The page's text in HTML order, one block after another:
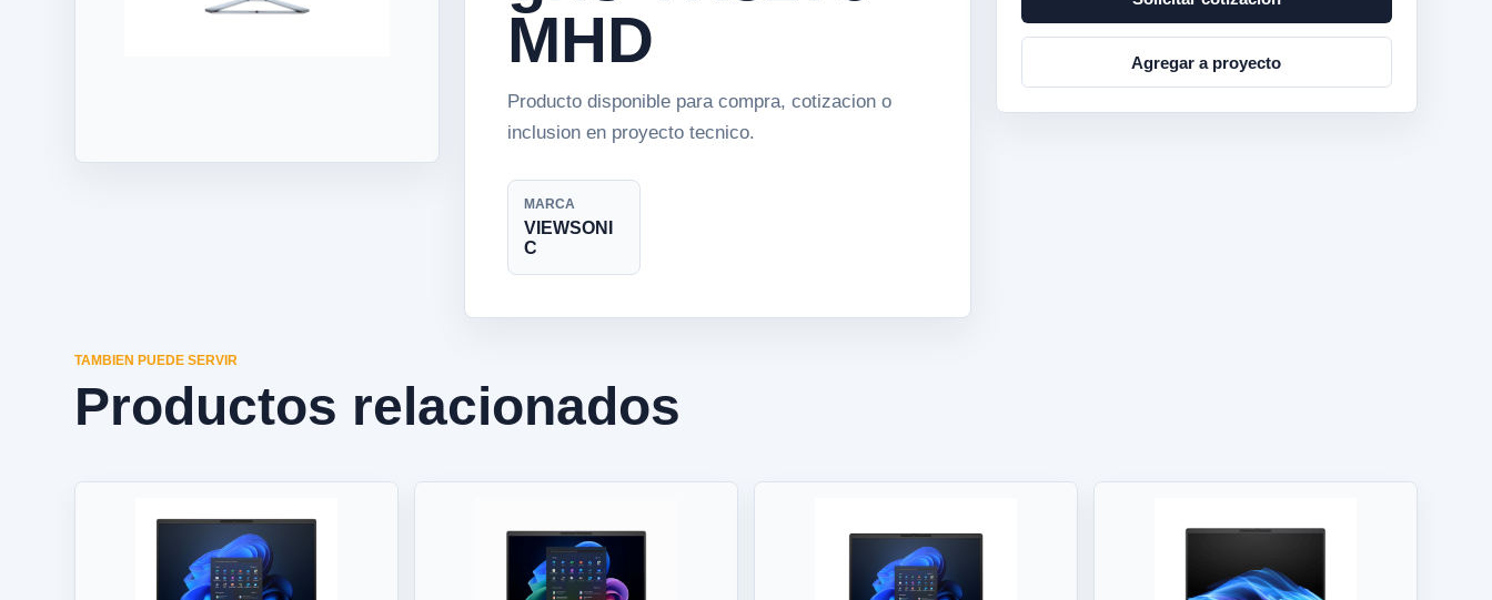
MHD
Producto disponible para compra, cotizacion o
inclusion en proyecto tecnico.
MARCA
VIEWSONI
C
Agregar a proyecto
TAMBIEN PUEDE SERVIR
Productos relacionados